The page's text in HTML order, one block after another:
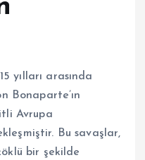
yılları arasında
Bonaparte’ın
Avrupa
Bu savaşlar,
bir şekilde